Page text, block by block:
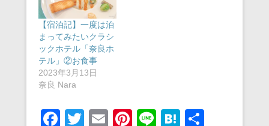
【宿泊記】一度は泊
まってみたいクラシ
ックホテル「奈良ホ
テル」②お食事
2023年3月13日
奈良 Nara
F
T
E
Pi
Li
H